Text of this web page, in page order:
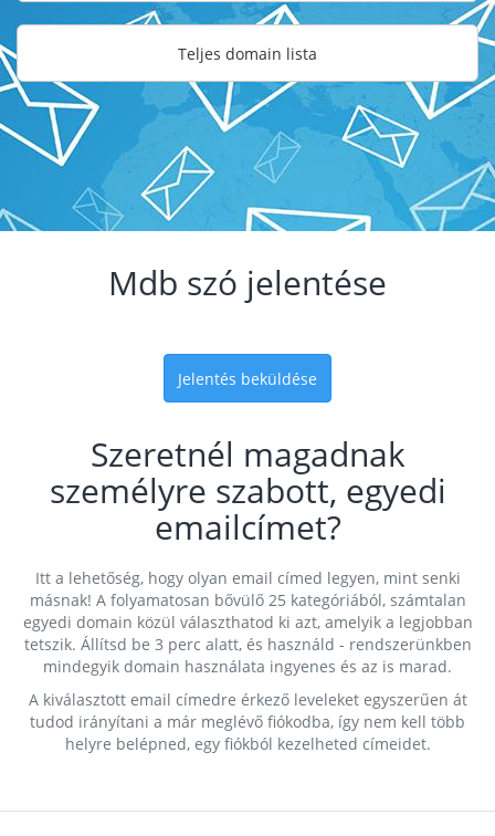
Teljes domain lista
Mdb szó jelentése
Jelentés beküldése
Szeretnél magadnak
személyre szabott, egyedi
emailcímet?
Itt a lehetőség, hogy olyan email címed legyen, mint senki
másnak! A folyamatosan bővülő 25 kategóriából, számtalan
egyedi domain közül választhatod ki azt, amelyik a legjobban
tetszik. Állítsd be 3 perc alatt, és használd - rendszerünkben
mindegyik domain használata ingyenes és az is marad.
A kiválasztott email címedre érkező leveleket egyszerűen át
tudod irányítani a már meglévő fiókodba, így nem kell több
helyre belépned, egy fiókból kezelheted címeidet.